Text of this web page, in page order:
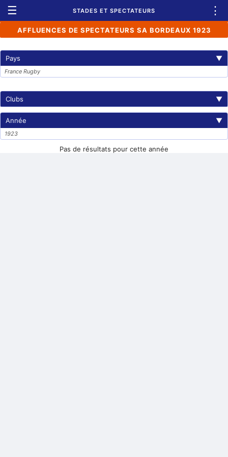
☰ STADES ET SPECTATEURS ⋮
AFFLUENCES DE SPECTATEURS SA BORDEAUX 1923
Pays ▼
France Rugby
Clubs ▼
Année ▼
1923
Pas de résultats pour cette année